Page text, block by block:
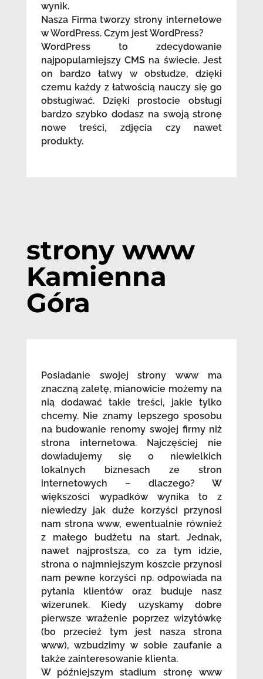
wynik.
Nasza Firma tworzy strony internetowe
w WordPress. Czym jest WordPress?
WordPress to zdecydowanie
najpopularniejszy CMS na świecie. Jest
on bardzo łatwy w obsłudze, dzięki
czemu każdy z łatwością nauczy się go
obsługiwać. Dzięki prostocie obsługi
bardzo szybko dodasz na swoją stronę
nowe treści, zdjęcia czy nawet
produkty.
strony www
Kamienna
Góra
Posiadanie swojej strony www ma
znaczną zaletę, mianowicie możemy na
nią dodawać takie treści, jakie tylko
chcemy. Nie znamy lepszego sposobu
na budowanie renomy swojej firmy niż
strona internetowa. Najczęściej nie
dowiadujemy się o niewielkich
lokalnych biznesach ze stron
internetowych – dlaczego? W
większości wypadków wynika to z
niewiedzy jak duże korzyści przynosi
nam strona www, ewentualnie również
z małego budżetu na start. Jednak,
nawet najprostsza, co za tym idzie,
strona o najmniejszym koszcie przynosi
nam pewne korzyści np. odpowiada na
pytania klientów oraz buduje nasz
wizerunek. Kiedy uzyskamy dobre
pierwsze wrażenie poprzez wizytówkę
(bo przecież tym jest nasza strona
www), wzbudzimy w sobie zaufanie a
także zainteresowanie klienta.
W późniejszym stadium stronę www